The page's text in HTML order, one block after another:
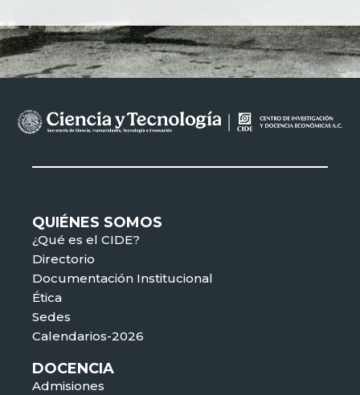
QUIÉNES SOMOS
¿Qué es el CIDE?
Directorio
Documentación Institucional
Ética
Sedes
Calendarios-2026
DOCENCIA
Admisiones